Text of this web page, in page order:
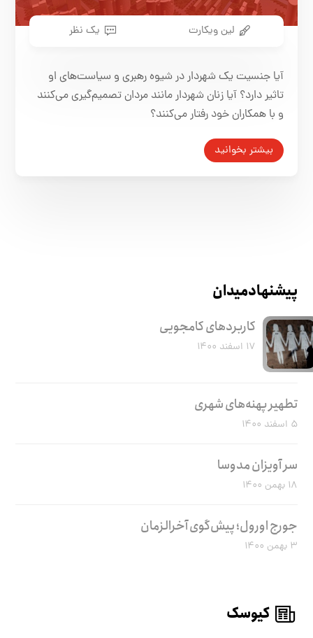
لین ويكارت یک نظر
آیا جنسیت یک شهردار در شیوه رهبری و سیاست‌های او
تاثیر دارد؟ آیا زنان شهردار مانند مردان تصمیم‌گیری می‌کنند
و با همکاران خود رفتار می‌کنند؟
بیشتر بخوانید
پیشنهاد میدان
کاربرد‌های کامجویی
۱۷ اسفند ۱۴۰۰
تطهیر پهنه‌های شهری
۵ اسفند ۱۴۰۰
سر آویزان مدوسا
۱۸ بهمن ۱۴۰۰
جورج اورول؛ پیش‌گوی آخرالزمان
۳ بهمن ۱۴۰۰
کیوسک